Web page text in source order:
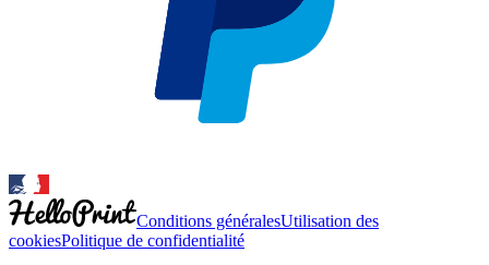
Conditions généralesUtilisation des
cookiesPolitique de confidentialité